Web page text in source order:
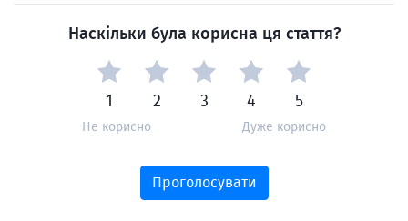
Наскільки була корисна ця стаття?
1 2 3 4 5
Не корисно Дуже корисно
Проголосувати